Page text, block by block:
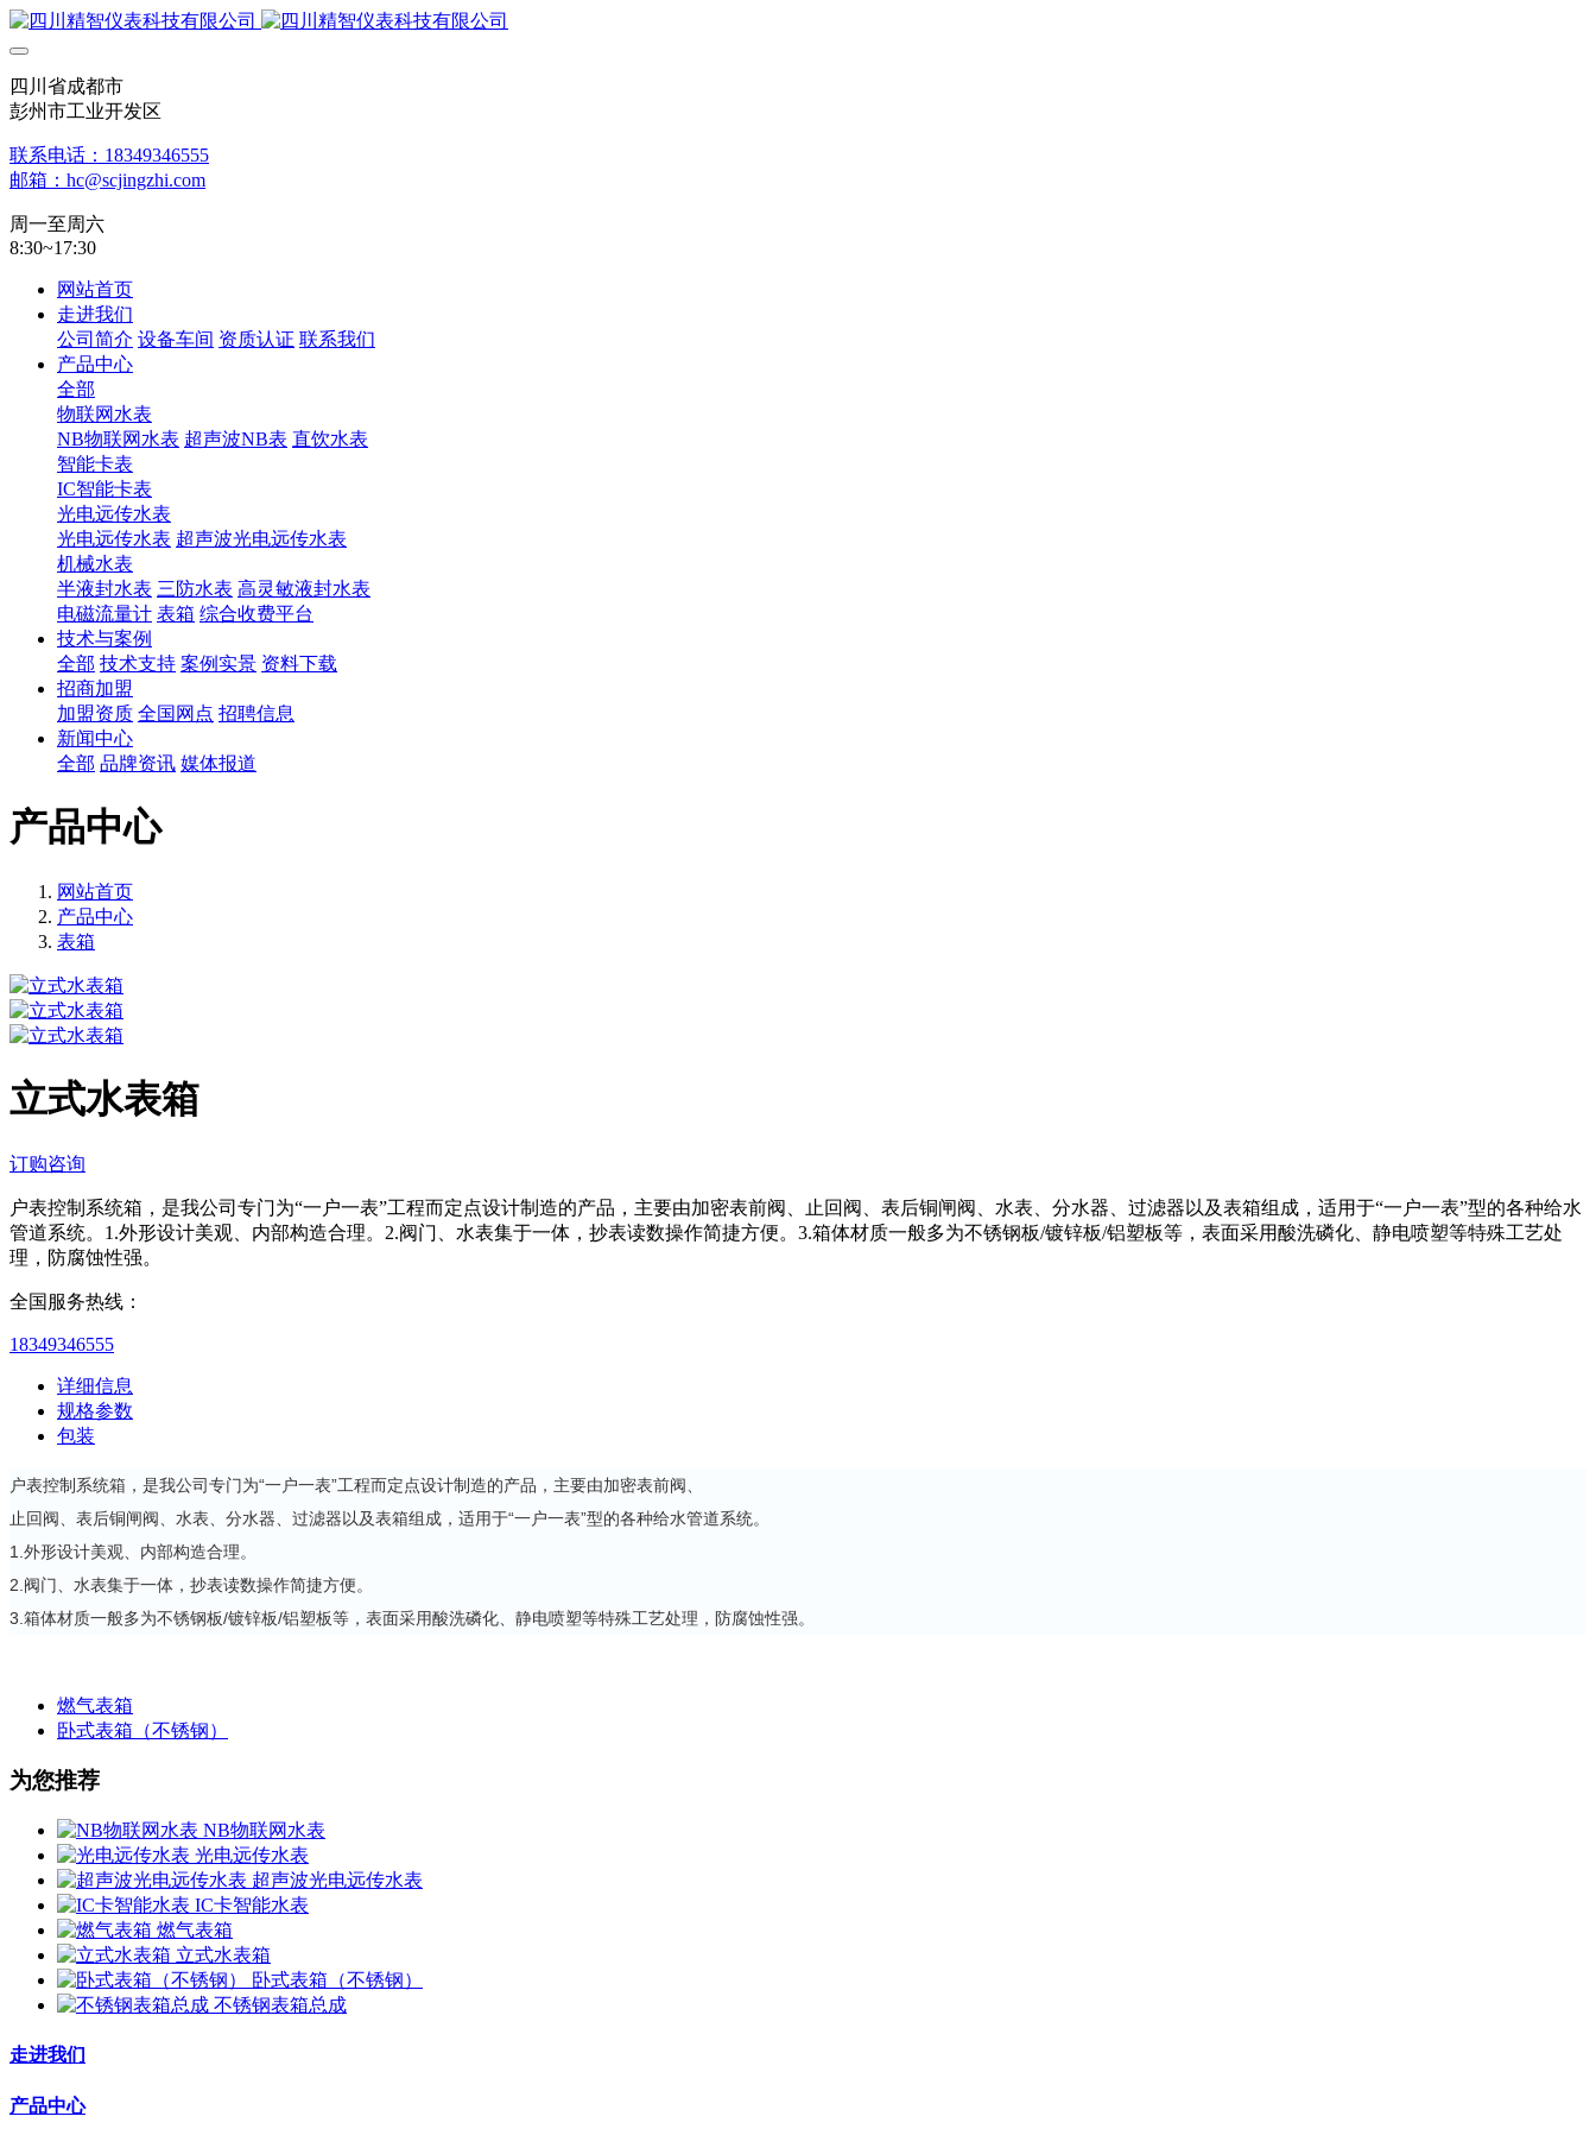
四川省成都市
彭州市工业开发区
联系电话：18349346555
邮箱：hc@scjingzhi.com
周一至周六
8:30~17:30
网站首页
走进我们
公司简介 设备车间 资质认证 联系我们
产品中心
全部
物联网水表
NB物联网水表 超声波NB表 直饮水表
智能卡表
IC智能卡表
光电远传水表
光电远传水表 超声波光电远传水表
机械水表
半液封水表 三防水表 高灵敏液封水表
电磁流量计 表箱 综合收费平台
技术与案例
全部 技术支持 案例实景 资料下载
招商加盟
加盟资质 全国网点 招聘信息
新闻中心
全部 品牌资讯 媒体报道
产品中心
网站首页
产品中心
表箱
立式水表箱
订购咨询
户表控制系统箱，是我公司专门为“一户一表”工程而定点设计制造的产品，主要由加密表前阀、止回阀、表后铜闸阀、水表、分水器、过滤器以及表箱组成，适用于“一户一表”型的各种给水
管道系统。1.外形设计美观、内部构造合理。2.阀门、水表集于一体，抄表读数操作简捷方便。3.箱体材质一般多为不锈钢板/镀锌板/铝塑板等，表面采用酸洗磷化、静电喷塑等特殊工艺处
理，防腐蚀性强。
全国服务热线：
18349346555
详细信息
规格参数
包装
户表控制系统箱，是我公司专门为“一户一表”工程而定点设计制造的产品，主要由加密表前阀、
止回阀、表后铜闸阀、水表、分水器、过滤器以及表箱组成，适用于“一户一表”型的各种给水管道系统。
1.外形设计美观、内部构造合理。
2.阀门、水表集于一体，抄表读数操作简捷方便。
3.箱体材质一般多为不锈钢板/镀锌板/铝塑板等，表面采用酸洗磷化、静电喷塑等特殊工艺处理，防腐蚀性强。
燃气表箱
卧式表箱（不锈钢）
为您推荐
NB物联网水表
光电远传水表
超声波光电远传水表
IC卡智能水表
燃气表箱
立式水表箱
卧式表箱（不锈钢）
不锈钢表箱总成
走进我们
产品中心